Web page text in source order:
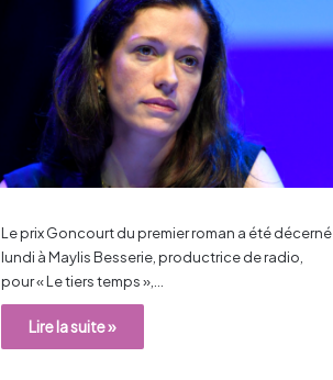
Le prix Goncourt du premier roman a été décerné
lundi à Maylis Besserie, productrice de radio,
pour « Le tiers temps »,…
Lire la suite »